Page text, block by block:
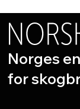
Norges
for